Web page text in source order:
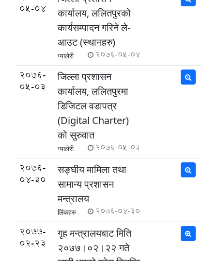
05-04
कार्यालय, ललितपुरको
कार्यसम्पादन गरिने ले-
आउट (स्थानहरु)
ग्यालेरी 2076-05-04
2076-
05-03
जिल्ला प्रशासन
कार्यालय, ललितपुरमा
डिजिटल वडापत्र
(Digital Charter)
को सुरुवात
ग्यालेरी 2076-05-03
2076-
04-30
सङ्घीय मामिला तथा
सामान्य प्रशासन
मन्त्रालय
लिंकहरु 2076-04-30
2077-
02-23
गृह मन्त्रालयबाट मिति
२०७७।०२।२२ गते